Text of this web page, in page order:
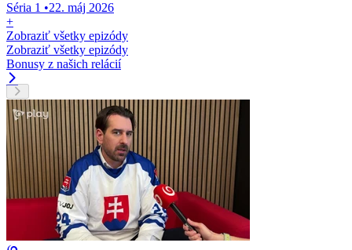
Séria 1 •22. máj 2026
+
Zobraziť všetky epizódy
Zobraziť všetky epizódy
Bonusy z našich relácií